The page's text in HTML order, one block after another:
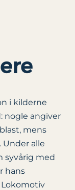
i kilderne
nogle angiver
mens
Under alle
syvårig med
hans